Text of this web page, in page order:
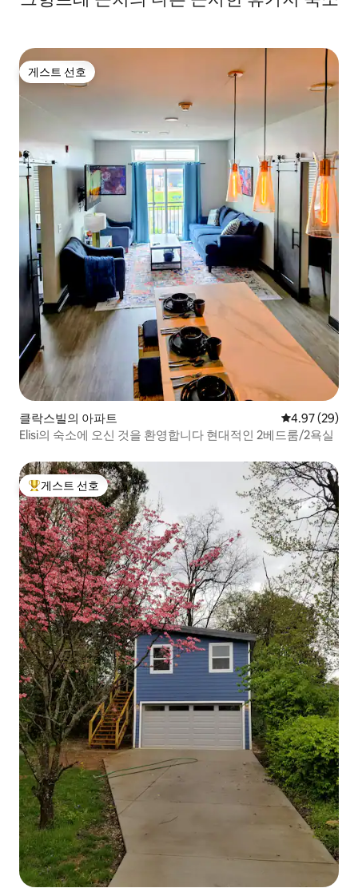
게스트 선호
게스트 선호
클락스빌의 아파트 평점 4.97점(5
4.97 (29)
Elisi의 숙소에 오신 것을 환영합니다 현대적인 2베드룸/2욕실
상위 게스트 선호
게스트 선호